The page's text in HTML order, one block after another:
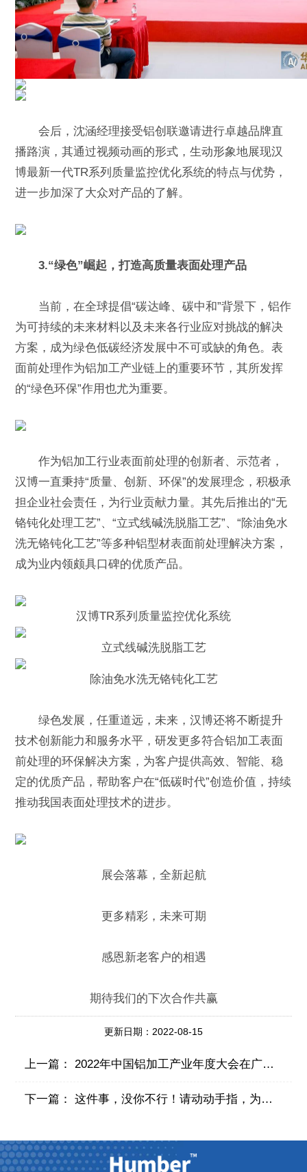
会后，沈涵经理接受铝创联邀请进行卓越品牌直
播路演，其通过视频动画的形式，生动形象地展现汉
博最新一代TR系列质量监控优化系统的特点与优势，
进一步加深了大众对产品的了解。
3.“绿色”崛起，打造高质量表面处理产品
当前，在全球提倡“碳达峰、碳中和”背景下，铝作
为可持续的未来材料以及未来各行业应对挑战的解决
方案，成为绿色低碳经济发展中不可或缺的角色。表
面前处理作为铝加工产业链上的重要环节，其所发挥
的“绿色环保”作用也尤为重要。
作为铝加工行业表面前处理的创新者、示范者，
汉博一直秉持“质量、创新、环保”的发展理念，积极承
担企业社会责任，为行业贡献力量。其先后推出的“无
铬钝化处理工艺”、“立式线碱洗脱脂工艺”、“除油免水
洗无铬钝化工艺”等多种铝型材表面前处理解决方案，
成为业内领颇具口碑的优质产品。
汉博TR系列质量监控优化系统
立式线碱洗脱脂工艺
除油免水洗无铬钝化工艺
绿色发展，任重道远，未来，汉博还将不断提升
技术创新能力和服务水平，研发更多符合铝加工表面
前处理的环保解决方案，为客户提供高效、智能、稳
定的优质产品，帮助客户在“低碳时代”创造价值，持续
推动我国表面处理技术的进步。
展会落幕，全新起航
更多精彩，未来可期
感恩新老客户的相遇
期待我们的下次合作共赢
更新日期：2022-08-15
上一篇： 2022年中国铝加工产业年度大会在广东佛山召开
下一篇： 这件事，没你不行！请动动手指，为汉博点赞打call吧！